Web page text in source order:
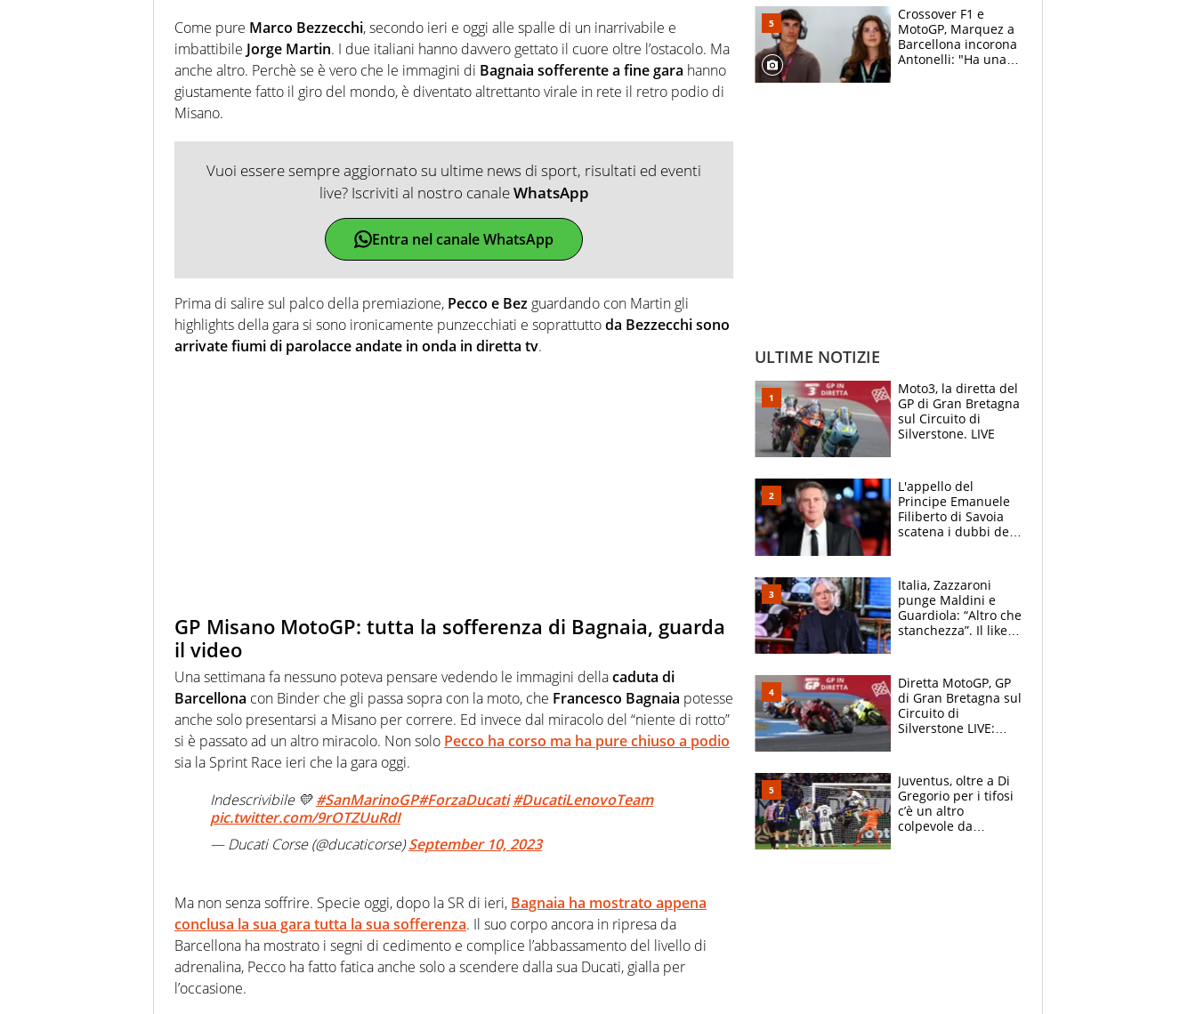
Come pure Marco Bezzecchi, secondo ieri e oggi alle spalle di un inarrivabile e
imbattibile Jorge Martin. I due italiani hanno davvero gettato il cuore oltre l’ostacolo. Ma
anche altro. Perchè se è vero che le immagini di Bagnaia sofferente a fine gara hanno
giustamente fatto il giro del mondo, è diventato altrettanto virale in rete il retro podio di
Misano.
Vuoi essere sempre aggiornato su ultime news di sport, risultati ed eventi
live? Iscriviti al nostro canaleWhatsApp
Entra nel canale WhatsApp
Prima di salire sul palco della premiazione, Pecco e Bez guardando con Martin gli
highlights della gara si sono ironicamente punzecchiati e soprattuttoda Bezzecchi sono
arrivate fiumi di parolacce andate in onda in diretta tv.
GP Misano MotoGP: tutta la sofferenza di Bagnaia, guarda
il video
Una settimana fa nessuno poteva pensare vedendo le immagini dellacaduta di
Barcellona con Binder che gli passa sopra con la moto, che Francesco Bagnaia potesse
anche solo presentarsi a Misano per correre. Ed invece dal miracolo del “niente di rotto”
si è passato ad un altro miracolo. Non solo Pecco ha corso ma ha pure chiuso a podio
sia la Sprint Race ieri che la gara oggi.
Indescrivibile 💛#SanMarinoGP#ForzaDucati #DucatiLenovoTeam
pic.twitter.com/9rOTZUuRdI
— Ducati Corse (@ducaticorse)September 10, 2023
Ma non senza soffrire. Specie oggi, dopo la SR di ieri, Bagnaia ha mostrato appena
conclusa la sua gara tutta la sua sofferenza. Il suo corpo ancora in ripresa da
Barcellona ha mostrato i segni di cedimento e complice l’abbassamento del livello di
adrenalina, Pecco ha fatto fatica anche solo a scendere dalla sua Ducati, gialla per
l’occasione.
Crossover F1 e
MotoGP, Marquez a
Barcellona incorona
Antonelli: "Ha una
ULTIME NOTIZIE
Moto3, la diretta del
GP di Gran Bretagna
sul Circuito di
Silverstone. LIVE
L'appello del
Principe Emanuele
Filiberto di Savoia
scatena i dubbi dei
Italia, Zazzaroni
punge Maldini e
Guardiola: “Altro che
stanchezza”. Il like
Diretta MotoGP, GP
di Gran Bretagna sul
Circuito di
Silverstone LIVE:
un Bezzecchi
stremato
Juventus, oltre a Di
Gregorio per i tifosi
c’è un altro
colpevole da